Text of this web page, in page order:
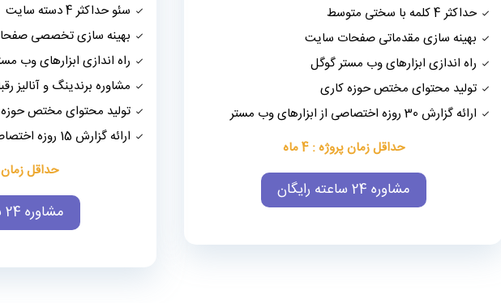
حداکثر 4 کلمه با سختی متوسط
بهینه سازی مقدماتی صفحات سایت
راه اندازی ابزارهای وب مستر گوگل
تولید محتوای مختص حوزه کاری
ارائه گزارش 30 روزه اختصاصی از ابزارهای وب مستر
حداقل زمان پروژه : 4 ماه
مشاوره 24 ساعته رایگان
سئو حداکثر 4 دسته سایت
بهینه سازی تخصصی
راه اندازی ابزارهای وب
مشاوره برندینگ و آنالیز
تولید محتوای مختص
ارائه گزارش 15 روزه اختصاصی از ابزارهای وب مستر
حداقل زمان
مشاوره 24 ساعته رایگان